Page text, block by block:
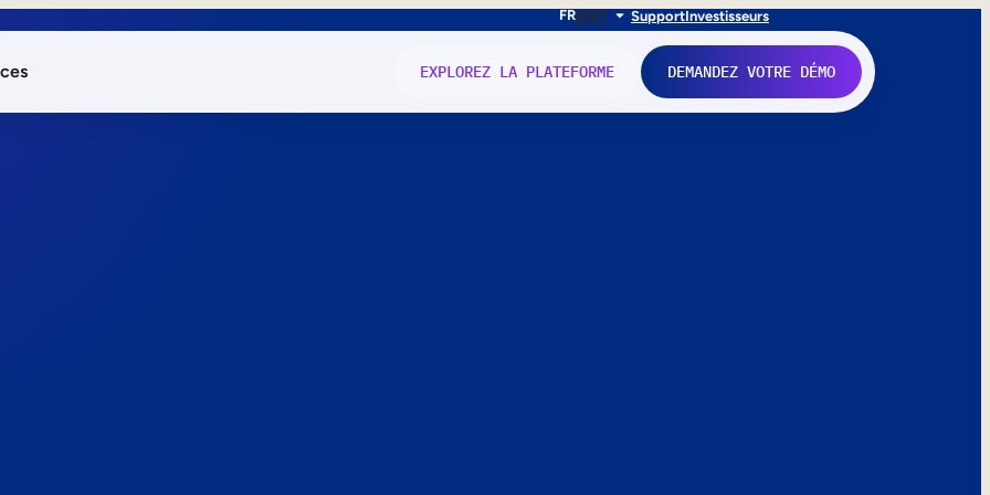
FRENIT SupportInvestisseurs
EXPLOREZ LA PLATEFORME DEMANDEZ VOTRE DÉMO